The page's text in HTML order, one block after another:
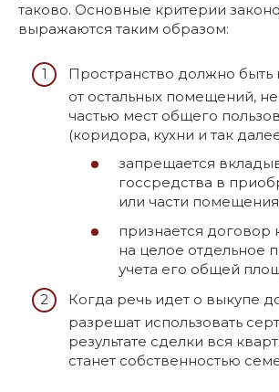
таково. Основные критерии
выражаются таким образом:
Пространство должно быть
от остальных помещений, не
частью мест общего
(коридора, кухни и так
запрещается
госсредства в
или части
признается договор
на целое отдельное
учета его общей
Когда речь идет о выкупе
разрешат использовать
результате сделки вся
станет собственностью